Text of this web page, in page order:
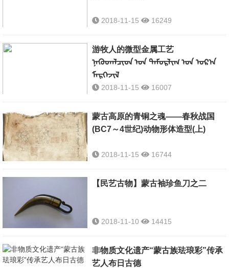
2018-11-15 16249
ᠲᠠᠯ᠎ᠠ ᠨᠤᠲᠤᠭ ᠤᠨ ᠪᠢᠴᠢᠯ
ᠬᠡᠯᠪᠡᠷᠢ ᠵᠢᠨ ᠬᠦᠷᠡᠯ ᠡᠳ᠋
ᠨᠤᠭᠤᠳ ᠢ ᠰᠣᠨᠢᠷᠬᠠᠬᠤ ᠵᠢᠨ
ᠳᠠᠭᠠᠤ ᠡᠷᠲᠡᠨ ᠪ ᠨᠡᠭᠦᠳᠡᠯᠴᠢᠨ
ᠦᠨᠳᠦᠰᠦᠲᠡᠨ ᠪ ᠲᠤᠬᠠᠢ
ᠡᠷᠡᠭᠡᠯᠵᠡᠭᠡ ᠦᠭᠡᠢ ᠶᠤᠮ ᠃
ᠲᠠᠯ᠎ᠠ ᠨᠤᠲᠤᠭ ᠤᠨ ᠰᠣᠶᠣᠯ ᠤᠨ
ᠪᠢᠴᠢᠯ ᠮᠠᠶᠢᠭ ᠤᠨ ᠬᠦᠷᠡᠯ
ᠬᠡᠷᠡᠭᠰᠡᠯ ᠨᠢ ᠬᠡᠮᠵᠢᠶ᠎ᠠ ᠪᠡᠷ
ᠪᠠᠢᠵᠤ ᠪᠡᠶ᠎ᠠ ᠳ᠋ᠡᠭᠡᠨ ᠵᠡᠭᠦᠯᠲᠡ
ᠵᠢᠨ ᠬᠡᠯᠪᠡᠷᠢ ᠪᠡᠷ ᠠᠪᠴᠤ ᠶᠠᠪᠤᠬᠤ
游牧人的微型金属工艺
ᠨᠡᠭᠦᠳᠡᠯᠴᠢᠳ ᠤᠨ ᠲᠡᠮᠦᠷᠯᠢᠭ ᠤᠨ ᠤᠷ᠎ᠠ
ᠮᠡᠷᠭᠡᠵᠢᠯ
2018-11-15 16007
蒙古高原的青铜之魂——春秋战国
(BC7～4世纪)动物形体造型(上)
2018-11-15 16744
【民艺古物】蒙古袖珍鱼刀之二
2018-11-10 14415
非物质文化遗产“蒙古族珐琅彩”传承
艺人布日古德